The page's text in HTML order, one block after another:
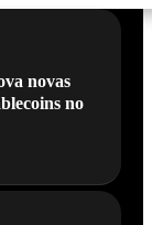
novas
no